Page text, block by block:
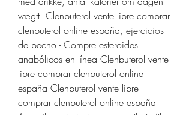
vægtt. Clenbuterol vente libre comprar
clenbuterol online españa, ejercicios
de pecho - Compre esteroides
anabólicos en línea Clenbuterol vente
libre comprar clenbuterol online
españa Clenbuterol vente libre
comprar clenbuterol online españa